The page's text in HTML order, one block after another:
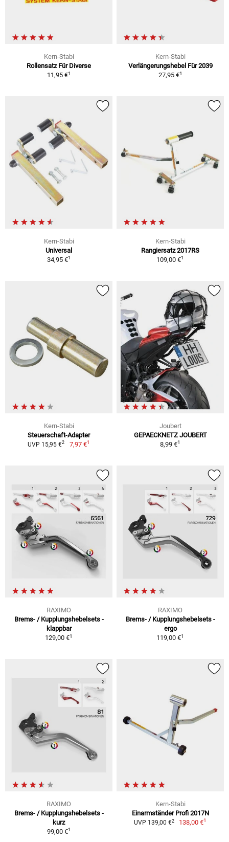
Kern-Stabi
Rollensatz Für Diverse
11,95 €1
Kern-Stabi
Verlängerungshebel Für 2039
27,95 €1
Kern-Stabi
Universal
34,95 €1
Kern-Stabi
Rangiersatz 2017RS
109,00 €1
Kern-Stabi
Steuerschaft-Adapter
UVP 15,95 €2 7,97 €1
Joubert
GEPAECKNETZ JOUBERT
8,99 €1
RAXIMO
Brems- / Kupplungshebelsets -
klappbar
129,00 €1
RAXIMO
Brems- / Kupplungshebelsets -
ergo
119,00 €1
RAXIMO
Brems- / Kupplungshebelsets -
kurz
99,00 €1
Kern-Stabi
Einarmständer Profi 2017N
UVP 139,00 €2 138,00 €1